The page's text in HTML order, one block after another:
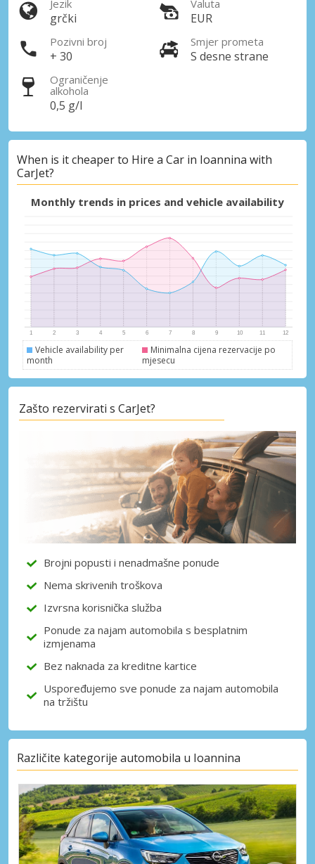
Pristupite ekskluzivnim ponudama naših
Prijava putem eLinka
Jezik
grčki
Valuta
EUR
Pozivni broj
+ 30
Smjer prometa
S desne strane
Ograničenje
alkohola
0,5 g/l
When is it cheaper to Hire a Car in Ioannina with
CarJet?
Monthly trends in prices and vehicle availability
Vehicle availability per
month
Minimalna cijena rezervacije po
mjesecu
Zašto rezervirati s CarJet?
Brojni popusti i nenadmašne ponude
Nema skrivenih troškova
Izvrsna korisnička služba
Ponude za najam automobila s besplatnim
izmjenama
Bez naknada za kreditne kartice
Uspoređujemo sve ponude za najam automobila
na tržištu
Različite kategorije automobila u Ioannina